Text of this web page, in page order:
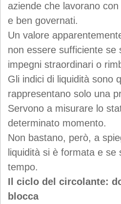
aziende che lavorano
e ben governati.
Un valore
non essere sufficiente se
impegni straordinari o
Gli indici di liquidità sono
rappresentano solo una
Servono a misurare lo
determinato momento.
Non bastano, però, a
liquidità si è formata e se
tempo.
Il ciclo del circolante:
blocca